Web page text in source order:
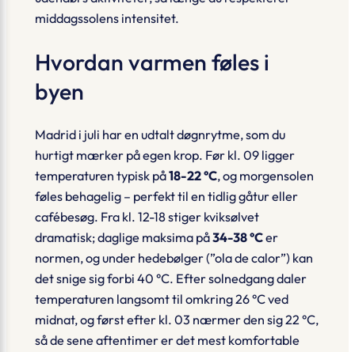
middagssolens intensitet.
Hvordan varmen føles i
byen
Madrid i juli har en udtaltdøgnrytme, som du
hurtigt mærker på egen krop. Før kl. 09 ligger
temperaturen typisk på18-22 °C, og morgensolen
føles behagelig – perfekt til en tidlig gåtur eller
cafébesøg. Fra kl. 12-18 stiger kviksølvet
dramatisk; daglige maksima på34-38 °Cer
normen, og under hedebølger (”ola de calor”) kan
det snige sig forbi 40 °C. Efter solnedgang daler
temperaturen langsomt til omkring 26 °C ved
midnat, og først efter kl. 03 nærmer den sig 22 °C,
så de sene aftentimer er det mest komfortable